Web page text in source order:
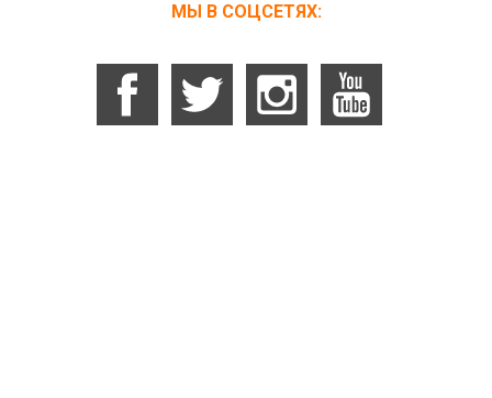
МЫ В СОЦСЕТЯХ: